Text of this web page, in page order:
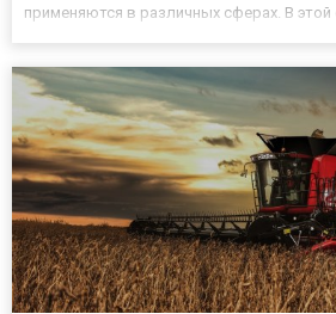
применяются в различных сферах. В
вентиляции в и...